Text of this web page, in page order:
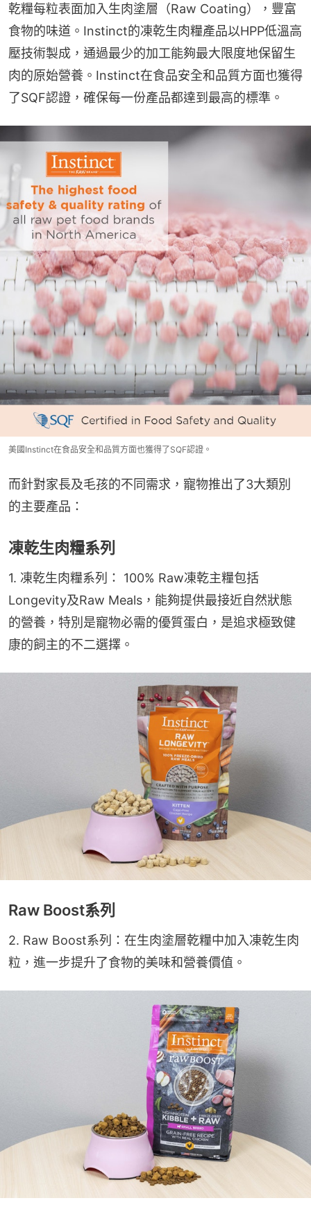
乾糧每粒表面加入生肉塗層（Raw Coating），豐富
食物的味道。Instinct的凍乾生肉糧產品以HPP低溫高
壓技術製成，通過最少的加工能夠最大限度地保留生
肉的原始營養。Instinct在食品安全和品質方面也獲得
了SQF認證，確保每一份產品都達到最高的標準。
美國Instinct在食品安全和品質方面也獲得了SQF認證。
而針對家長及毛孩的不同需求，寵物推出了3大類別
的主要產品：
凍乾生肉糧系列
1. 凍乾生肉糧系列： 100% Raw凍乾主糧包括
Longevity及Raw Meals，能夠提供最接近自然狀態
的營養，特別是寵物必需的優質蛋白，是追求極致健
康的飼主的不二選擇。
Raw Boost系列
2. Raw Boost系列：在生肉塗層乾糧中加入凍乾生肉
粒，進一步提升了食物的美味和營養價值。